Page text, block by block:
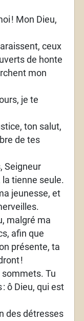
! Mon Dieu,
ceux
de honte
mon
je te
ton salut,
de tes
Seigneur
tienne seule.
jeunesse, et
malgré ma
afin que
présente, ta
!
Tu
: ô Dieu, qui est
des détresses